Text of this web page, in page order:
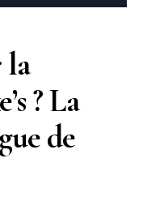
la
? La
de